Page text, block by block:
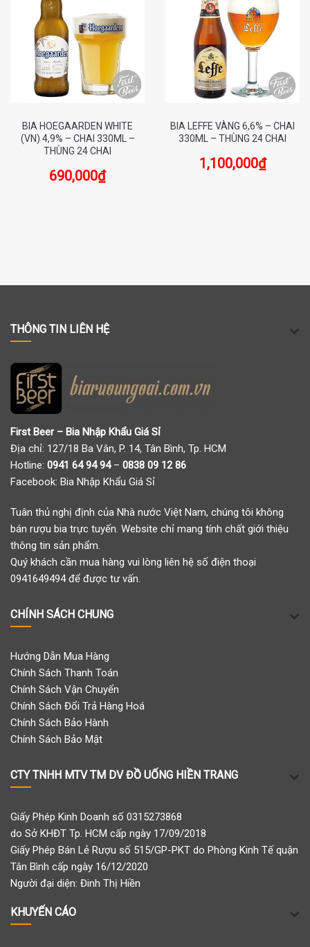
BIA HOEGAARDEN WHITE
(VN) 4,9% – CHAI 330ML –
THÙNG 24 CHAI
690,000₫
BIA LEFFE VÀNG 6,6% – CHAI
330ML – THÙNG 24 CHAI
1,100,000₫
THÔNG TIN LIÊN HỆ
First Beer – Bia Nhập Khẩu Giá Sỉ
Địa chỉ: 127/18 Ba Vân, P. 14, Tân Bình, Tp. HCM
Hotline: 0941 64 94 94– 0838 09 12 86
Facebook: Bia Nhập Khẩu Giá Sỉ
Tuân thủ nghị định của Nhà nước Việt Nam, chúng tôi không
bán rượu bia trực tuyến. Website chỉ mang tính chất giới thiệu
thông tin sản phẩm.
Quý khách cần mua hàng vui lòng liên hệ số điện thoại
0941649494 để được tư vấn.
CHÍNH SÁCH CHUNG
Hướng Dẫn Mua Hàng
Chính Sách Thanh Toán
Chính Sách Vận Chuyển
Chính Sách Đổi Trả Hàng Hoá
Chính Sách Bảo Hành
Chính Sách Bảo Mật
CTY TNHH MTV TM DV ĐỒ UỐNG HIỀN TRANG
Giấy Phép Kinh Doanh số 0315273868
do Sở KHĐT Tp. HCM cấp ngày 17/09/2018
Giấy Phép Bán Lẻ Rượu số 515/GP-PKT do Phòng Kinh Tế quận
Tân Bình cấp ngày 16/12/2020
Người đại diện: Đinh Thị Hiền
KHUYẾN CÁO